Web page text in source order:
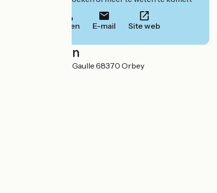
Bellen E-mail Site web
Localisation
20 rue Charles de Gaulle 68370 Orbey